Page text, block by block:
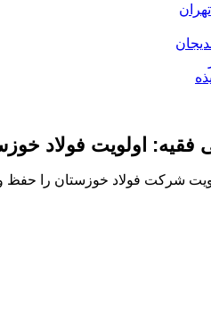
فقیه: اولویت فولاد
شرکت فولاد خوزستان را